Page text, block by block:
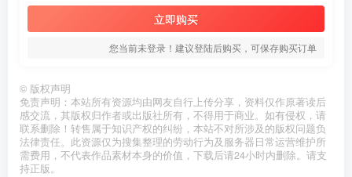
立即购买
您当前未登录！建议登陆后购买，可保存购买订单
© 版权声明
免责声明：本站所有资源均由网友自行上传分享，资料仅作原著读后
感交流，其版权归作者或出版社所有，不得用于商业。如有侵权，请
联系删除！转售属于知识产权的纠纷，本站不对所涉及的版权问题负
法律责任。此资源仅为搜集整理的劳动行为及服务器日常运营维护所
需费用，不代表作品素材本身的价值，下载后请24小时内删除。请支
持正版。